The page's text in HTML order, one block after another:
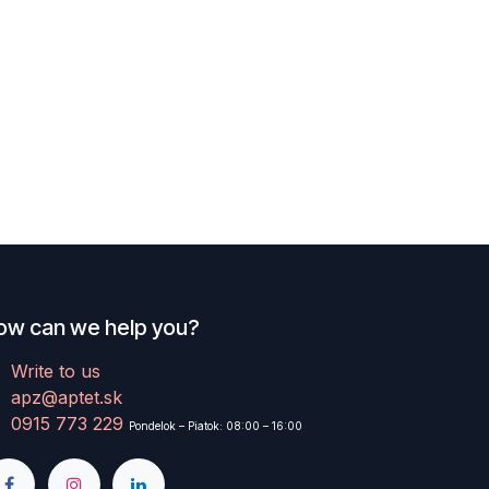
can we help you?
Write to us
apz@aptet.sk
0915 773 229 Pondelok – Piatok: 08:00 – 16:00